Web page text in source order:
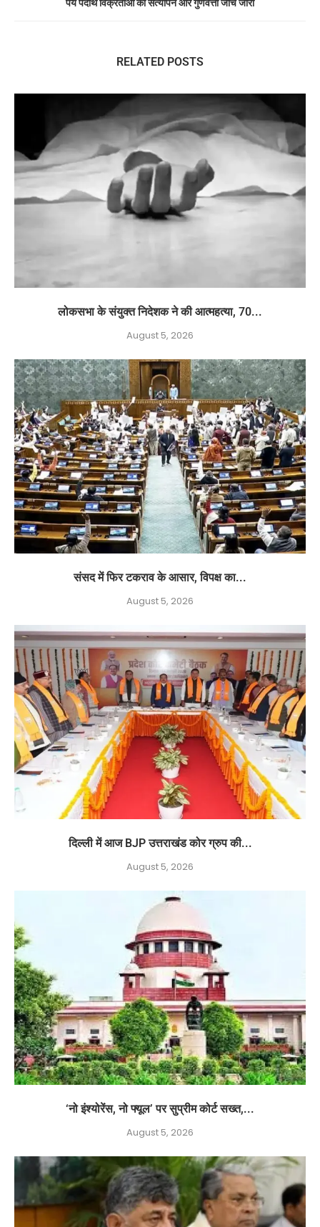
पेय पदार्थ विक्रेताओं का सत्यापन और गुणवत्ता जांच जारी
RELATED POSTS
लोकसभा के संयुक्त निदेशक ने की आत्महत्या, 70...
August 5, 2026
संसद में फिर टकराव के आसार, विपक्ष का...
August 5, 2026
दिल्ली में आज BJP उत्तराखंड कोर ग्रुप की...
August 5, 2026
‘नो इंश्योरेंस, नो फ्यूल’ पर सुप्रीम कोर्ट सख्त,...
August 5, 2026